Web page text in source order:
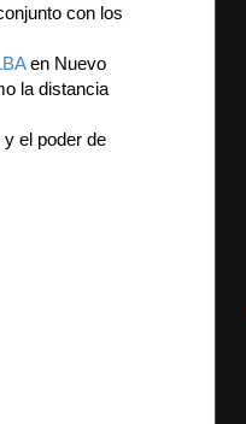
con los
en Nuevo
la distancia
el poder de